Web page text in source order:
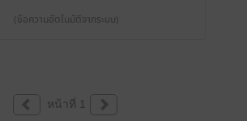
(ข้อความอัตโนมัติจากระบบ)
หน้าที่ 1